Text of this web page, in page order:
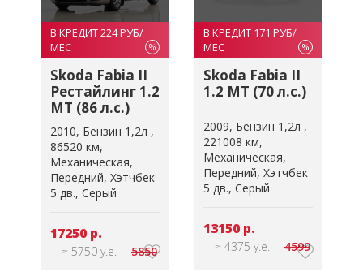
В КРЕДИТ 224 РУБ/
МЕС
%
Skoda Fabia II
Рестайлинг 1.2
MT (86 л.с.)
2010 Бензин 1,2л
86520 км
Механическая
Передний Хэтчбек
5 дв. Серый
17250 р.
≈ 5750 у.е. 5850
В КРЕДИТ 171 РУБ/
МЕС
%
Skoda Fabia II
1.2 MT (70 л.с.)
2009 Бензин 1,2л
221008 км
Механическая
Передний Хэтчбек
5 дв. Серый
13150 р.
≈ 4375 у.е. 4599